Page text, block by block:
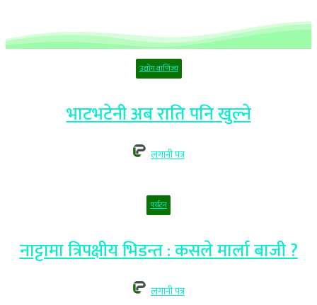
उद्योग वाणिज्य
भाटभटेनी अब राति पनि खुल्ने
लगानी पत्र
पर्यटन
नाट्टामा त्रिपक्षीय भिडन्त : कसले मार्ला बाजी ?
लगानी पत्र